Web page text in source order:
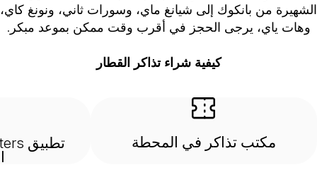
من بانكوك إلى شيانغ ماي، وسورات ثاني، ونونغ كاي،
وهات ياي، يرجى الحجز في أقرب وقت ممكن بموعد مبكر.
كيفية شراء تذاكر القطار
مكتب تذاكر في المحطة